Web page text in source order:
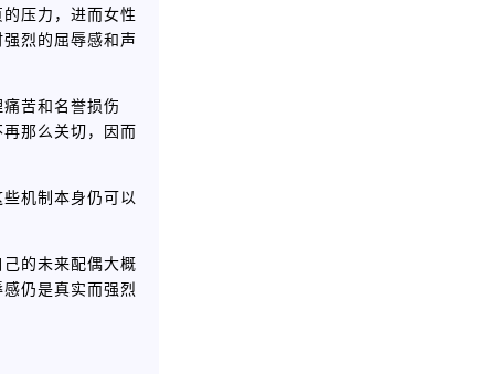
压力，进而女性
烈的屈辱感和声
苦和名誉损伤
那么关切，因而
机制本身仍可以
的未来配偶大概
仍是真实而强烈